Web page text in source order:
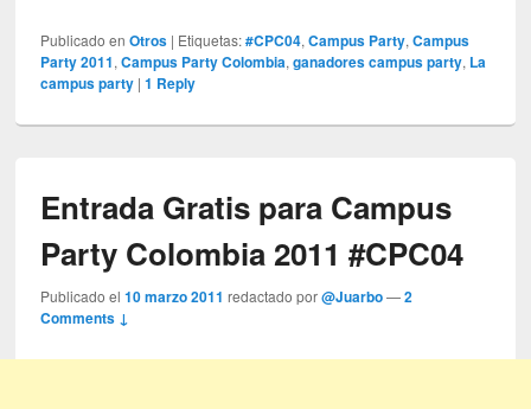
Publicado en Otros | Etiquetas: #CPC04,Campus Party,Campus
Party 2011,Campus Party Colombia,ganadores campus party, La
campus party |1 Reply
Entrada Gratis para Campus
Party Colombia 2011 #CPC04
Publicado el10 marzo 2011 redactado por@Juarbo —2
Comments ↓